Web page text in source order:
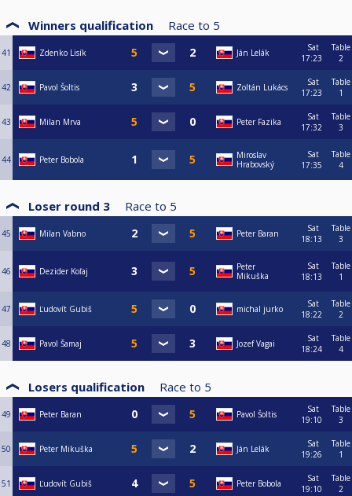
Winners qualification Race to 5
41 Zdenko Lisík Ján Lelák
Sat
17:23
Table
2
42 Pavol Šoltis Zoltán Lukács
Sat
17:23
Table
1
43 Milan Mrva Peter Fazika
Sat
17:32
Table
3
44 Peter Bobola
Miroslav
Hrabovský
Sat
17:35
Table
4
Loser round 3 Race to 5
45 Milan Vabno Peter Baran
Sat
18:13
Table
3
46 Dezider Koľaj
Peter
Mikuška
Sat
18:13
Table
1
47 Ľudovít Gubiš michal jurko
Sat
18:22
Table
2
48 Pavol Šamaj Jozef Vagai
Sat
18:24
Table
4
Losers qualification Race to 5
49 Peter Baran Pavol Šoltis
Sat
19:10
Table
3
50 Peter Mikuška Ján Lelák
Sat
19:26
Table
1
51 Ľudovít Gubiš Peter Bobola
Sat
19:10
Table
2